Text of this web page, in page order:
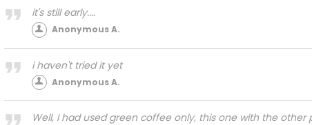
it's still early....
Anonymous A.
i haven't tried it yet
Anonymous A.
Well, I had used green coffee only, this one with the